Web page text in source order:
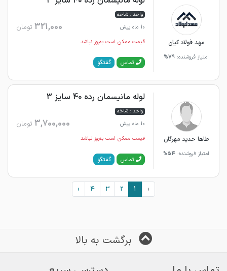
مهد فولاد کیان
امتیاز فروشنده: 79%
واحد : شاخه
10 ماه پیش
321,000 تومان
قیمت ممکن است به‌روز نباشد
تماس گفتگو
طاها حدید مهرگان
امتیاز فروشنده: 54%
لوله مانیسمان رده 40 سایز 3
واحد : شاخه
10 ماه پیش
3,700,000 تومان
قیمت ممکن است به‌روز نباشد
تماس گفتگو
‹
1
2
3
4
›
برگشت به بالا